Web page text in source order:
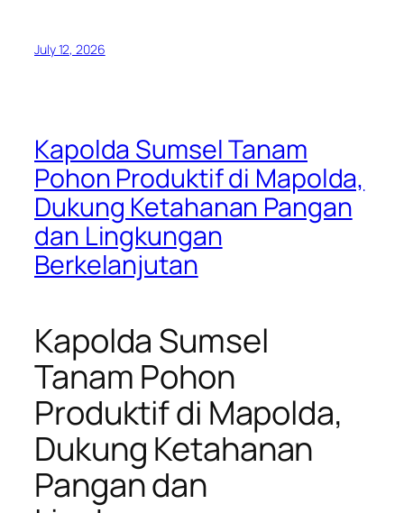
July 12, 2026
Kapolda Sumsel Tanam
Pohon Produktif di Mapolda,
Dukung Ketahanan Pangan
dan Lingkungan
Berkelanjutan
Kapolda Sumsel
Tanam Pohon
Produktif di Mapolda,
Dukung Ketahanan
Pangan dan